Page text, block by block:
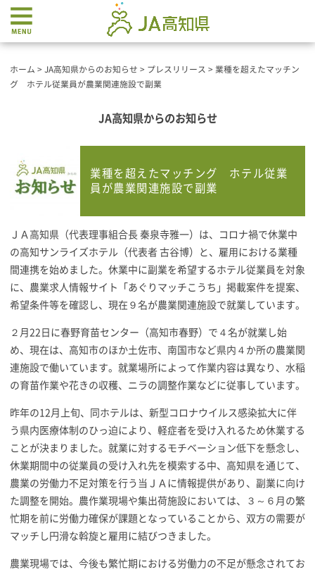
ホーム > JA高知県からのお知らせ > プレスリリース > 業種を超えたマッチン
グ ホテル従業員が農業関連施設で副業
JA高知県からのお知らせ
業種を超えたマッチング ホテル従業
員が農業関連施設で副業
ＪＡ高知県（代表理事組合長 秦泉寺雅一）は、コロナ禍で休業中
の高知サンライズホテル（代表者 古谷博）と、雇用における業種
間連携を始めました。休業中に副業を希望するホテル従業員を対象
に、農業求人情報サイト「あぐりマッチこうち」掲載案件を提案、
希望条件等を確認し、現在９名が農業関連施設で就業しています。
２月22日に春野育苗センター（高知市春野）で４名が就業し始
め、現在は、高知市のほか土佐市、南国市など県内４か所の農業関
連施設で働いています。就業場所によって作業内容は異なり、水稲
の育苗作業や花きの収穫、ニラの調整作業などに従事しています。
昨年の12月上旬、同ホテルは、新型コロナウイルス感染拡大に伴
う県内医療体制のひっ迫により、軽症者を受け入れるため休業する
ことが決まりました。就業に対するモチベーション低下を懸念し、
休業期間中の従業員の受け入れ先を模索する中、高知県を通じて、
農業の労働力不足対策を行う当ＪＡに情報提供があり、副業に向け
た調整を開始。農作業現場や集出荷施設においては、３～６月の繁
忙期を前に労働力確保が課題となっていることから、双方の需要が
マッチし円滑な斡旋と雇用に結びつきました。
農業現場では、今後も繁忙期における労働力の不足が懸念されてお